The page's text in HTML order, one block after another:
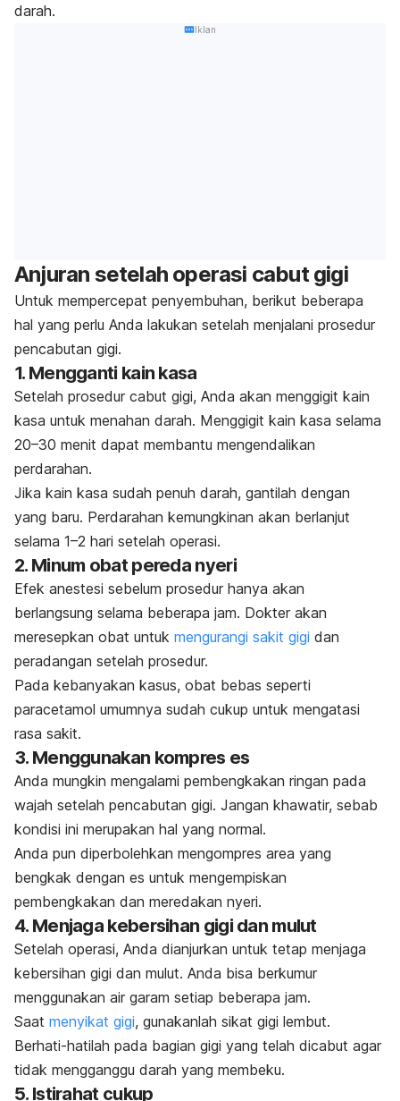
darah.
Iklan
Anjuran setelah operasi cabut gigi
Untuk mempercepat penyembuhan, berikut beberapa
hal yang perlu Anda lakukan setelah menjalani prosedur
pencabutan gigi.
1. Mengganti kain kasa
Setelah prosedur cabut gigi, Anda akan menggigit kain
kasa untuk menahan darah. Menggigit kain kasa selama
20–30 menit dapat membantu mengendalikan
perdarahan.
Jika kain kasa sudah penuh darah, gantilah dengan
yang baru. Perdarahan kemungkinan akan berlanjut
selama 1–2 hari setelah operasi.
2. Minum obat pereda nyeri
Efek anestesi sebelum prosedur hanya akan
berlangsung selama beberapa jam. Dokter akan
meresepkan obat untuk mengurangi sakit gigi dan
peradangan setelah prosedur.
Pada kebanyakan kasus, obat bebas seperti
paracetamol umumnya sudah cukup untuk mengatasi
rasa sakit.
3. Menggunakan kompres es
Anda mungkin mengalami pembengkakan ringan pada
wajah setelah pencabutan gigi. Jangan khawatir, sebab
kondisi ini merupakan hal yang normal.
Anda pun diperbolehkan mengompres area yang
bengkak dengan es untuk mengempiskan
pembengkakan dan meredakan nyeri.
4. Menjaga kebersihan gigi dan mulut
Setelah operasi, Anda dianjurkan untuk tetap menjaga
kebersihan gigi dan mulut. Anda bisa berkumur
menggunakan air garam setiap beberapa jam.
Saat menyikat gigi, gunakanlah sikat gigi lembut.
Berhati-hatilah pada bagian gigi yang telah dicabut agar
tidak mengganggu darah yang membeku.
5. Istirahat cukup